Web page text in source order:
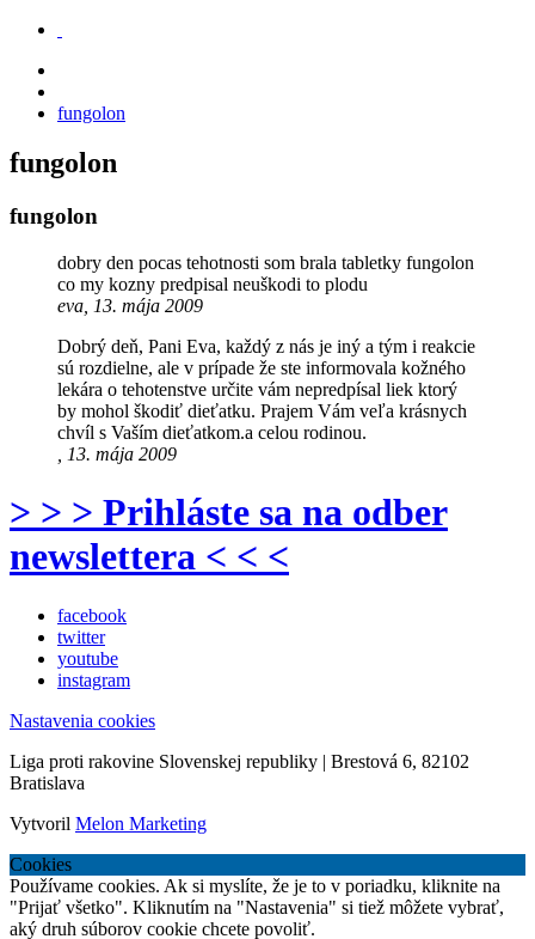
fungolon
fungolon
fungolon
dobry den pocas tehotnosti som brala tabletky fungolon
co my kozny predpisal neuškodi to plodu
eva, 13. mája 2009
Dobrý deň, Pani Eva, každý z nás je iný a tým i reakcie
sú rozdielne, ale v prípade že ste informovala kožného
lekára o tehotenstve určite vám nepredpísal liek ktorý
by mohol škodiť dieťatku. Prajem Vám veľa krásnych
chvíl s Vaším dieťatkom.a celou rodinou.
, 13. mája 2009
> > > Prihláste sa na odber
newslettera < < <
facebook
twitter
youtube
instagram
Nastavenia cookies
Liga proti rakovine Slovenskej republiky | Brestová 6, 82102
Bratislava
Vytvoril Melon Marketing
Cookies
Používame cookies. Ak si myslíte, že je to v poriadku, kliknite na
"Prijať všetko". Kliknutím na "Nastavenia" si tiež môžete vybrať,
aký druh súborov cookie chcete povoliť.